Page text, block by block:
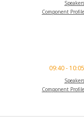
Speakers
Component Profile
09:40 - 10:05
Speakers
Component Profile